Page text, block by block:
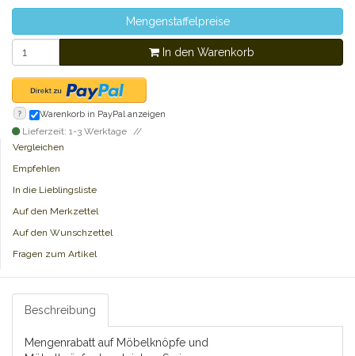
Mengenstaffelpreise
In den Warenkorb
? Warenkorb in PayPal anzeigen
Lieferzeit: 1-3 Werktage
Vergleichen
Empfehlen
In die Lieblingsliste
Auf den Merkzettel
Auf den Wunschzettel
Fragen zum Artikel
Beschreibung
Mengenrabatt auf Möbelknöpfe und